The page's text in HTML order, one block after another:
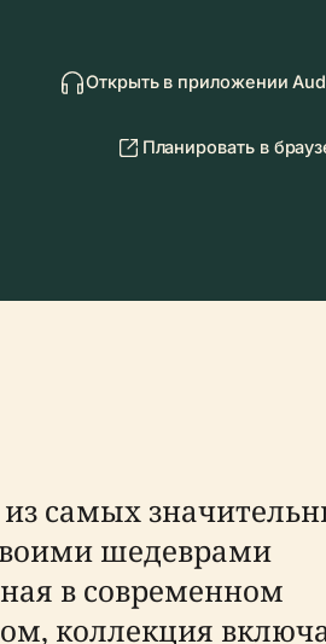
Открыть в приложении
Планировать в
самых
шедеврами
в современном
коллекция